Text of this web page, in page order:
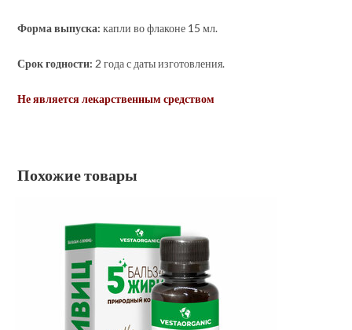
Форма выпуска:капли во флаконе 15 мл.
Срок годности: 2 года с даты изготовления.
Не является лекарственным средством
Похожие товары